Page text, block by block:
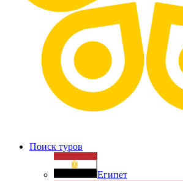
Поиск туров
Египет